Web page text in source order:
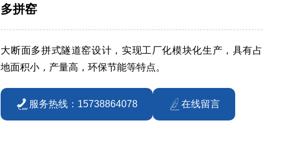
多拼窑
大断面多拼式隧道窑设计，实现工厂化模块化生产，具有占
地面积小，产量高，环保节能等特点。
服务热线：15738864078 在线留言